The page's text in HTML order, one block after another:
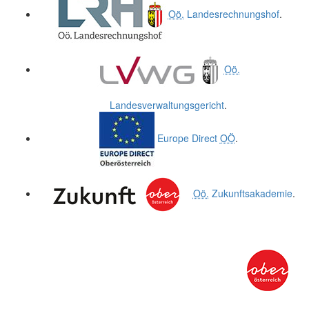
Oö. Landesrechnungshof.
Oö.
Landesverwaltungsgericht.
Europe Direct OÖ.
Oö. Zukunftsakademie.